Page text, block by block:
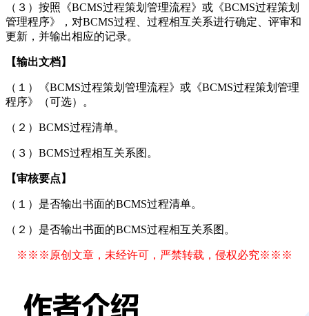
（３）按照《BCMS过程策划管理流程》或《BCMS过程策划
管理程序》，对BCMS过程、过程相互关系进行确定、评审和
更新，并输出相应的记录。
【输出文档】
（１）《BCMS过程策划管理流程》或《BCMS过程策划管理
程序》（可选）。
（２）BCMS过程清单。
（３）BCMS过程相互关系图。
【审核要点】
（１）是否输出书面的BCMS过程清单。
（２）是否输出书面的BCMS过程相互关系图。
※※※原创文章，未经许可，严禁转载，侵权必究※※※